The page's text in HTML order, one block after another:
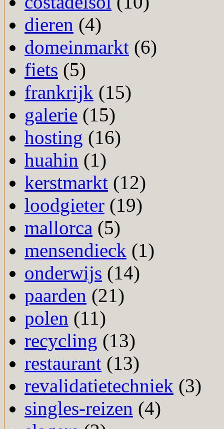
dieren (4)
domeinmarkt (6)
fiets (5)
frankrijk (15)
galerie (15)
hosting (16)
huahin (1)
kerstmarkt (12)
loodgieter (19)
mallorca (5)
mensendieck (1)
onderwijs (14)
paarden (21)
polen (11)
recycling (13)
restaurant (13)
revalidatietechniek (3)
singles-reizen (4)